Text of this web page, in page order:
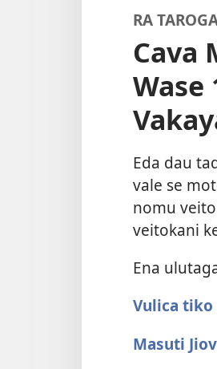
RA
Cava
Wase
Eda dau
vale se
nomu
veitokani
Ena
Vulica tiko
Masuti